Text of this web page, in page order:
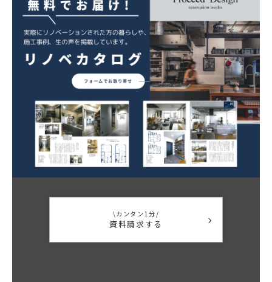
\カンタン1分/
資料請求する